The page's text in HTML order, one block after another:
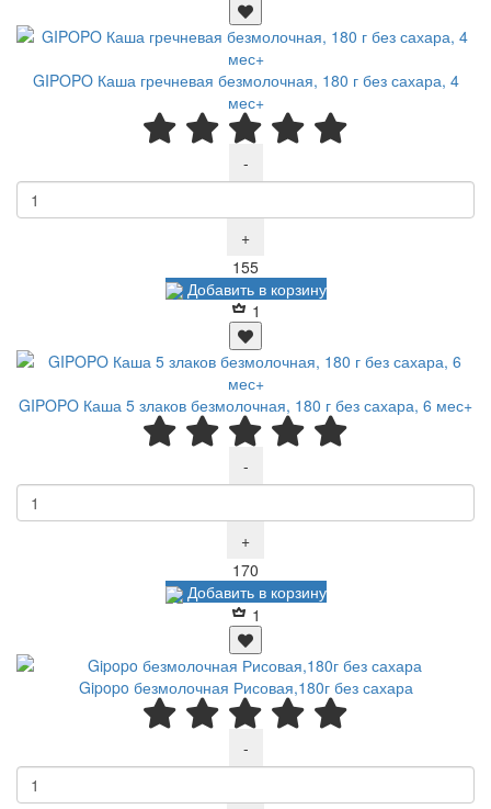
GIPOPO Каша гречневая безмолочная, 180 г без сахара, 4
мес+
-
+
155Р
Добавить в корзину
1
GIPOPO Каша 5 злаков безмолочная, 180 г без сахара, 6 мес+
-
+
170
Добавить в корзину
1
Gipopo безмолочная Рисовая,180г без сахара
-